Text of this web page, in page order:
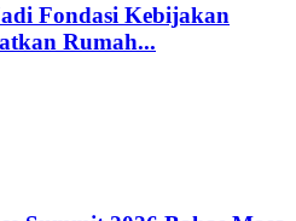
Fondasi Kebijakan
Rumah...